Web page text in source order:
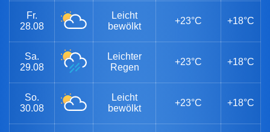
Fr.
28.08
Leicht
bewölkt
+23°C +18°C
Sa.
29.08
Leichter
Regen
+23°C +18°C
So.
30.08
Leicht
bewölkt
+23°C +18°C